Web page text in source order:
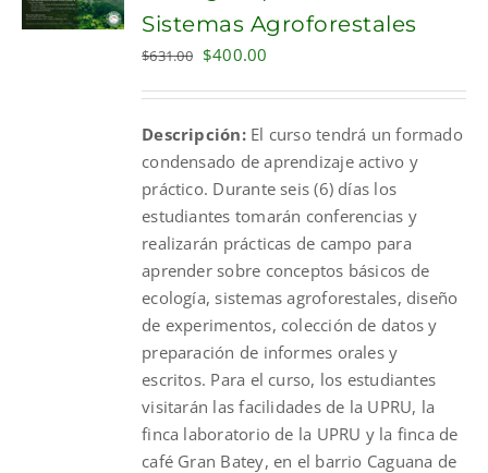
CART
Sistemas Agroforestales
$631.00 Original
$631.00.
$400.00
$400.00.
Descripción:El curso tendrá un formado
condensado de aprendizaje activo y
práctico. Durante seis (6) días los
estudiantes tomarán conferencias y
realizarán prácticas de campo para
aprender sobre conceptos básicos de
ecología, sistemas agroforestales, diseño
de experimentos, colección de datos y
preparación de informes orales y
escritos. Para el curso, los estudiantes
visitarán las facilidades de la UPRU, la
finca laboratorio de la UPRU y la finca de
café Gran Batey, en el barrio Caguana de